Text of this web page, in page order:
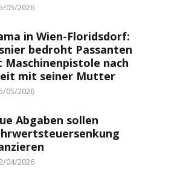
05/2026
in Wien-Floridsdorf:
bedroht Passanten
Maschinenpistole nach
mit seiner Mutter
05/2026
Abgaben sollen
04/2026